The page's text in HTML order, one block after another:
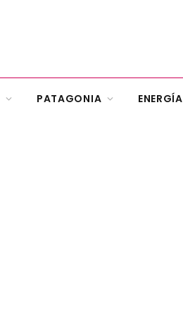
PATAGONIA ENERGÍA